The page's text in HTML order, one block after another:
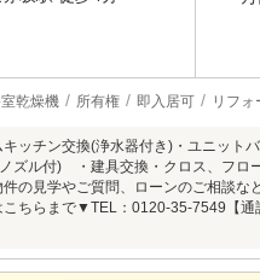
乾燥機 所有権 即入居可 リフ
キッチン交換(浄水器付き)・ユニッ
ズル付) ・建具交換・クロス、フ
の見学やご質問、ローンのご相談
ちらまで▼TEL：0120-35-7549【